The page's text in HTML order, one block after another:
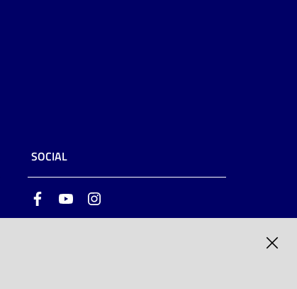
SOCIAL
FacebookYoutube